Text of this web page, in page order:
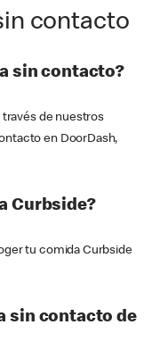
contacto
sin contacto?
través de nuestros
en DoorDash,
Curbside?
tu comida Curbside
sin contacto de